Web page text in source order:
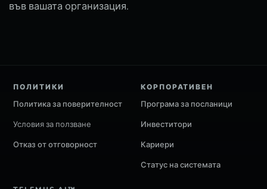
във вашата организация.
ПОЛИТИКИ
Политика за поверителност
Условия за ползване
Отказ от отговорност
КОРПОРАТИВЕН
Програма за посланици
Инвеститори
Кариери
Статус на системата